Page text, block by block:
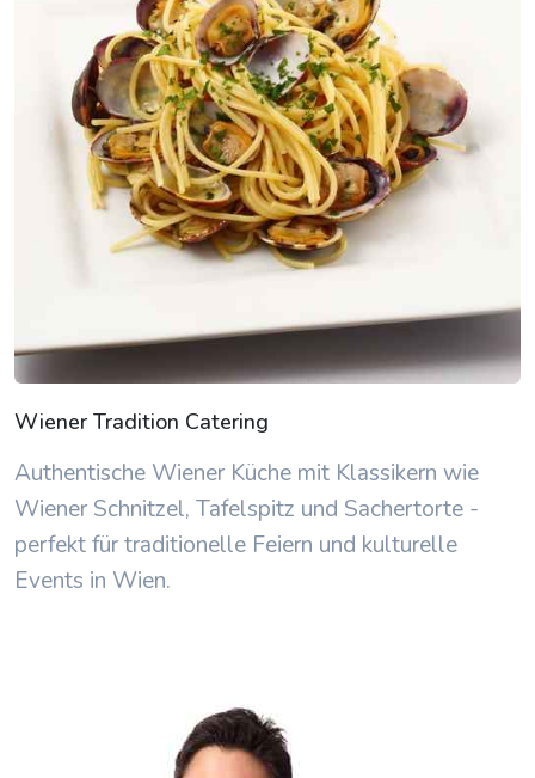
Wiener Tradition Catering
Authentische Wiener Küche mit Klassikern wie
Wiener Schnitzel, Tafelspitz und Sachertorte -
perfekt für traditionelle Feiern und kulturelle
Events in Wien.